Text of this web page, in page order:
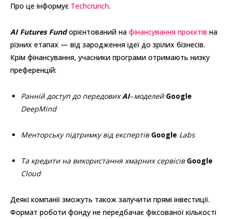
Про це інформує Techcrunch.
AI Futures Fundорієнтований на фінансування проєктів на
різних етапах — від зародження ідеї до зрілих бізнесів.
Крім фінансування, учасники програми отримають низку
преференцій:
Ранній доступ до передових AI–моделей Google
DeepMind
Менторську підтримку від експертів Google Labs
Та кредити на використання хмарних сервісів Google
Cloud
Деякі компанії зможуть також залучити прямі інвестиції.
Формат роботи фонду не передбачає фіксованої кількості